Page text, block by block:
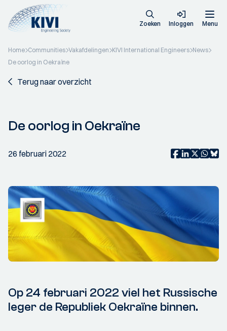
Zoeken Inloggen Menu
Home Communities Vakafdelingen KIVI International Engineers News
De oorlog in Oekraïne
Terug naar overzicht
De oorlog in Oekraïne
26 februari 2022
Op 24 februari 2022 viel het Russische
leger de Republiek Oekraïne binnen.